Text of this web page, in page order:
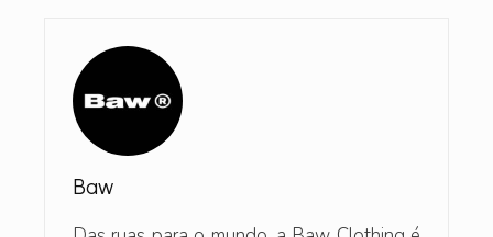
Baw